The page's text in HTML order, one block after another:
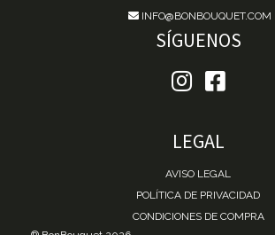
INFO@BONBOUQUET.COM
SÍGUENOS
LEGAL
AVISO LEGAL
POLÍTICA DE PRIVACIDAD
CONDICIONES DE COMPRA